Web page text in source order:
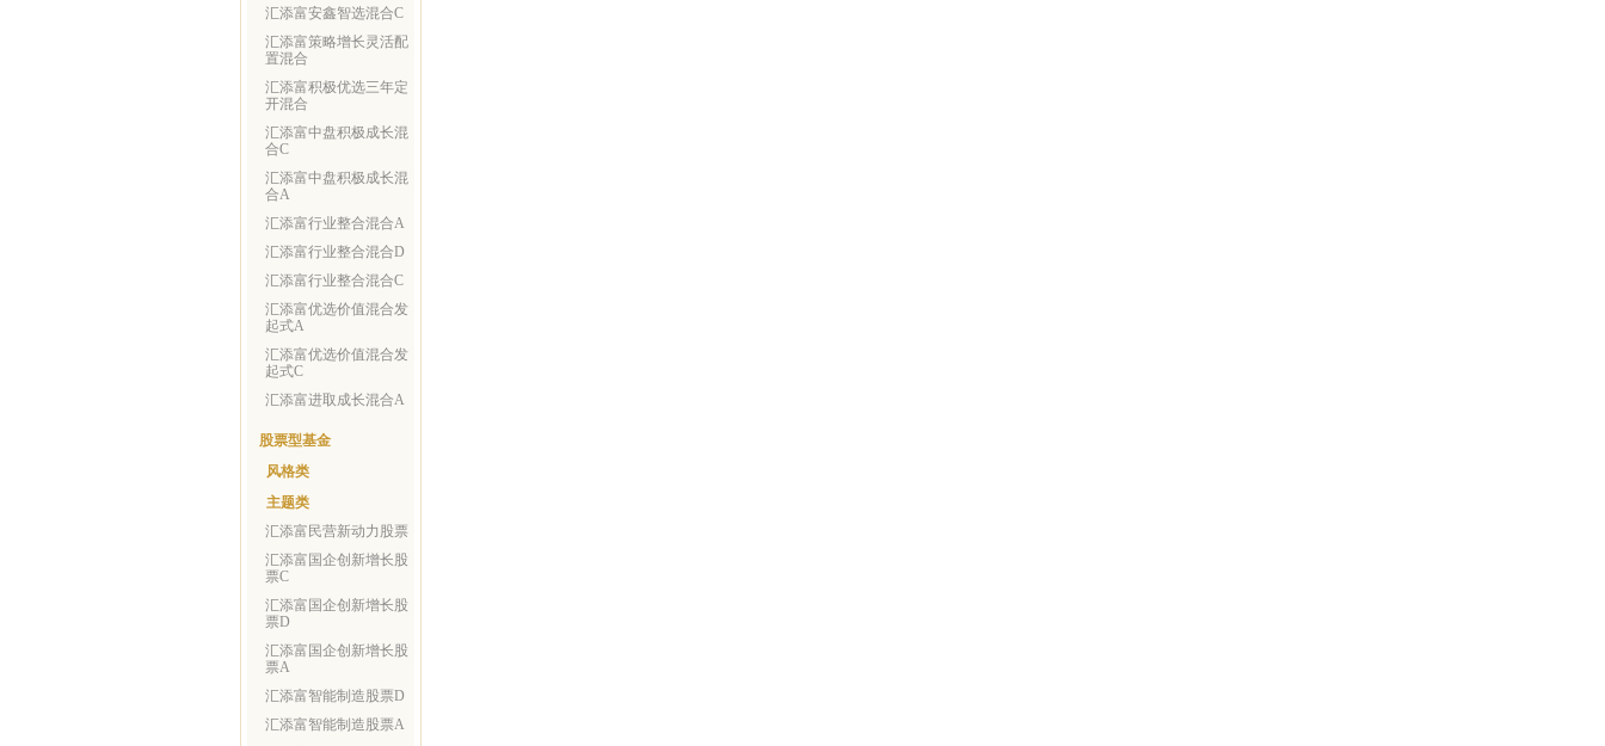
汇添富安鑫智选混合C
汇添富策略增长灵活配
置混合
汇添富积极优选三年定
开混合
汇添富中盘积极成长混
合C
汇添富中盘积极成长混
合A
汇添富行业整合混合A
汇添富行业整合混合D
汇添富行业整合混合C
汇添富优选价值混合发
起式A
汇添富优选价值混合发
起式C
汇添富进取成长混合A
股票型基金
风格类
主题类
汇添富民营新动力股票
汇添富国企创新增长股
票C
汇添富国企创新增长股
票D
汇添富国企创新增长股
票A
汇添富智能制造股票D
汇添富智能制造股票A